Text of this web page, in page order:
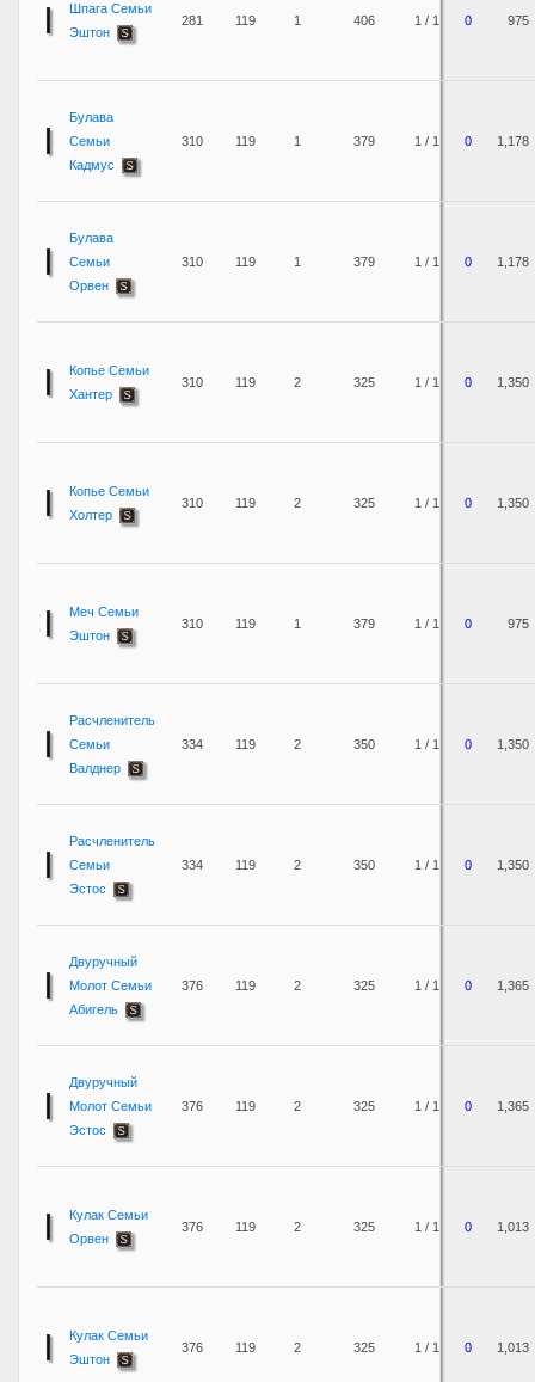
Шпага Семьи
Эштон
281 119 1 406 1 / 1 0 975
Булава
Семьи
Кадмус
310 119 1 379 1 / 1 0 1,178
Булава
Семьи
Орвен
310 119 1 379 1 / 1 0 1,178
Копье Семьи
Хантер
310 119 2 325 1 / 1 0 1,350
Копье Семьи
Холтер
310 119 2 325 1 / 1 0 1,350
Меч Семьи
Эштон
310 119 1 379 1 / 1 0 975
Расчленитель
Семьи
Валднер
334 119 2 350 1 / 1 0 1,350
Расчленитель
Семьи
Эстос
334 119 2 350 1 / 1 0 1,350
Двуручный
Молот Семьи
Абигель
376 119 2 325 1 / 1 0 1,365
Двуручный
Молот Семьи
Эстос
376 119 2 325 1 / 1 0 1,365
Кулак Семьи
Орвен
376 119 2 325 1 / 1 0 1,013
Кулак Семьи
Эштон
376 119 2 325 1 / 1 0 1,013